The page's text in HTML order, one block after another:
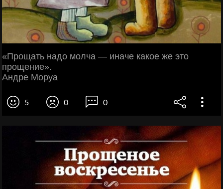
«Прощать надо молча — иначе какое же это
прощение».
Андре Моруа
5 0 0